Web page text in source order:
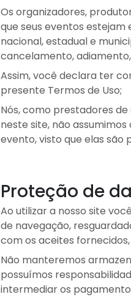
Os organizadores,
que seus eventos
nacional, estadual e
cancelamento,
Assim, você declara ter
presente Termos de Uso;
Nós, como prestadores
neste site, não
evento, visto que elas são
Proteção de
Ao utilizar a nosso site
de navegação,
com os aceites
Não manteremos
possuímos
intermediar os